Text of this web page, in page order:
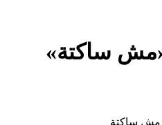
ساكتة»
مش ساكتة